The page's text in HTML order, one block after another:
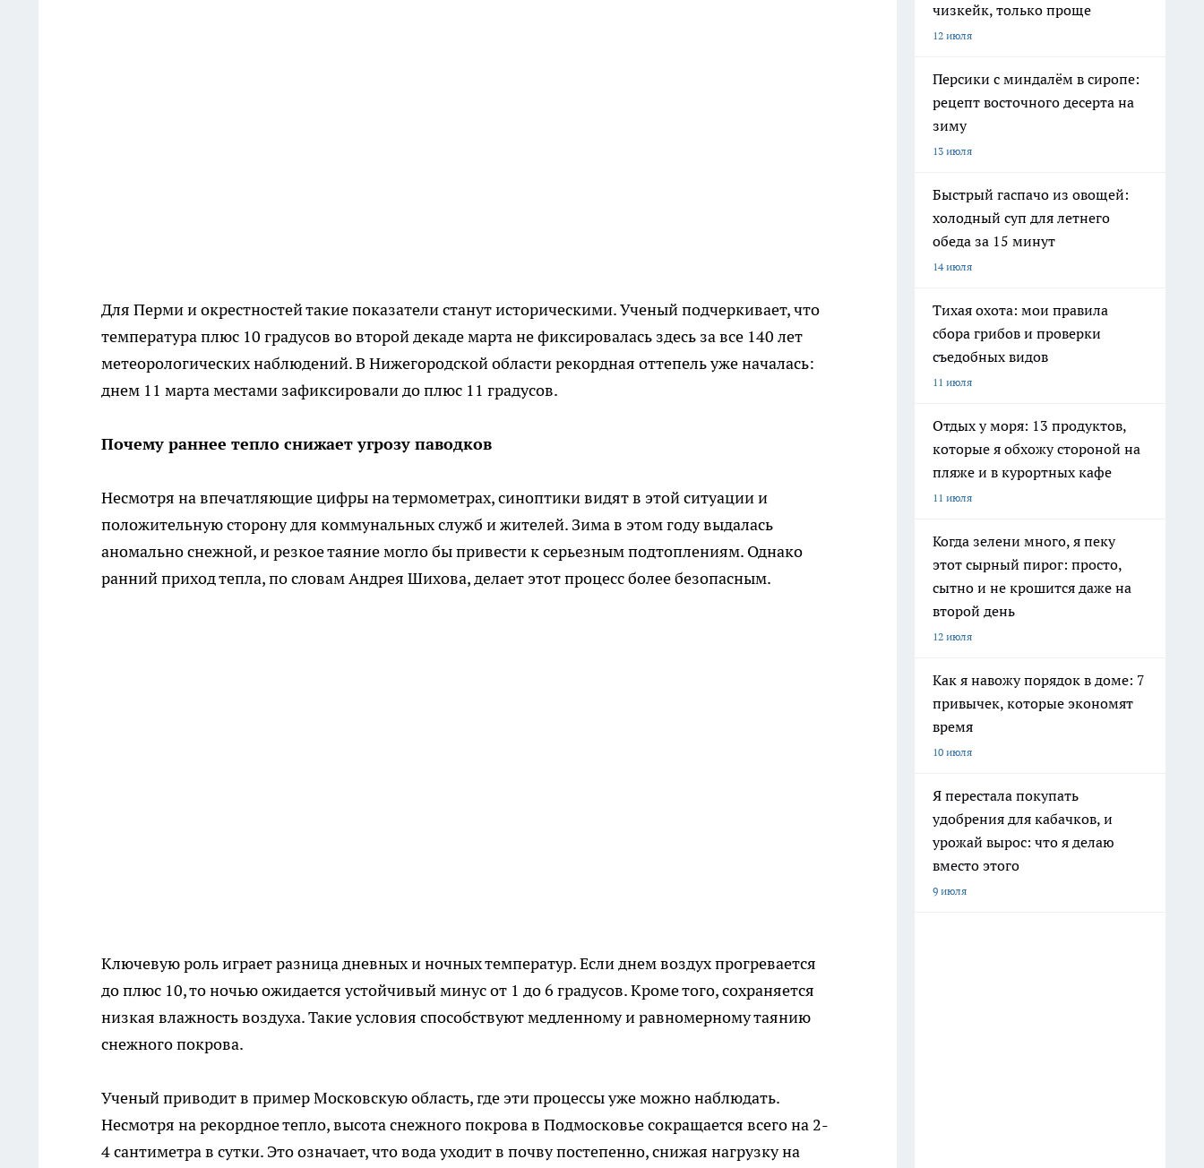
Для Перми и окрестностей такие показатели станут историческими. Ученый подчеркивает, что
температура плюс 10 градусов во второй декаде марта не фиксировалась здесь за все 140 лет
метеорологических наблюдений. В Нижегородской области рекордная оттепель уже началась:
днем 11 марта местами зафиксировали до плюс 11 градусов.
Почему раннее тепло снижает угрозу паводков
Несмотря на впечатляющие цифры на термометрах, синоптики видят в этой ситуации и
положительную сторону для коммунальных служб и жителей. Зима в этом году выдалась
аномально снежной, и резкое таяние могло бы привести к серьезным подтоплениям. Однако
ранний приход тепла, по словам Андрея Шихова, делает этот процесс более безопасным.
Ключевую роль играет разница дневных и ночных температур. Если днем воздух прогревается
до плюс 10, то ночью ожидается устойчивый минус от 1 до 6 градусов. Кроме того, сохраняется
низкая влажность воздуха. Такие условия способствуют медленному и равномерному таянию
снежного покрова.
Ученый приводит в пример Московскую область, где эти процессы уже можно наблюдать.
Несмотря на рекордное тепло, высота снежного покрова в Подмосковье сокращается всего на 2-
4 сантиметра в сутки. Это означает, что вода уходит в почву постепенно, снижая нагрузку на
чизкейк, только проще
12 июля
Персики с миндалём в сиропе:
рецепт восточного десерта на
зиму
13 июля
Быстрый гаспачо из овощей:
холодный суп для летнего
обеда за 15 минут
14 июля
Тихая охота: мои правила
сбора грибов и проверки
съедобных видов
11 июля
Отдых у моря: 13 продуктов,
которые я обхожу стороной на
пляже и в курортных кафе
11 июля
Когда зелени много, я пеку
этот сырный пирог: просто,
сытно и не крошится даже на
второй день
12 июля
Как я навожу порядок в доме: 7
привычек, которые экономят
время
10 июля
Я перестала покупать
удобрения для кабачков, и
урожай вырос: что я делаю
вместо этого
9 июля